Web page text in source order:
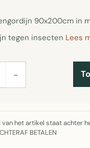
90x200cm in
tegen insecten Lees
−
van het artikel staat achter
BETALEN